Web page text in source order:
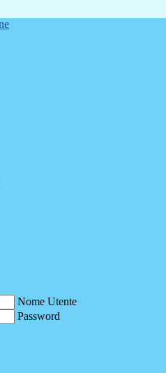
Nome Utente
Password